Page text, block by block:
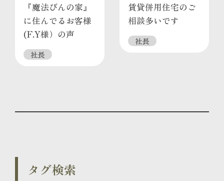
『魔法びんの家』
に住んでるお客様
(F.Y様）の声
社長
賃貸併用住宅のご
相談多いです
社長
タグ検索